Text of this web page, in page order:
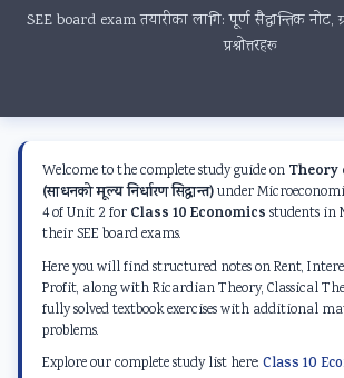
SEE board exam तयारीका लागि: पूर्ण सैद्धान्तिक नोट,
प्रश्नोत्तरहरू
Welcome to the complete study guide on Theory
(साधनको मूल्य निर्धारण सिद्धान्त)under
4 of Unit 2 for Class 10 Economics students in
their SEE board exams.
Here you will find structured notes on Rent,
Profit, along with Ricardian Theory, Classical
fully solved textbook exercises with additional
problems.
Explore our complete study list here: Class 10